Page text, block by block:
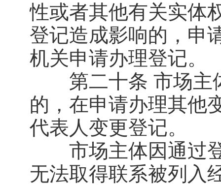
性或者其他有关实体
登记造成影响的，申
机关申请办理登记。
第二十条 市场主
的，在申请办理其他
代表人变更登记。
市场主体因通过登
无法取得联系被列入